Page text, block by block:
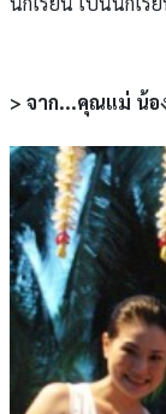
> จาก...คุณแม่ น้อ